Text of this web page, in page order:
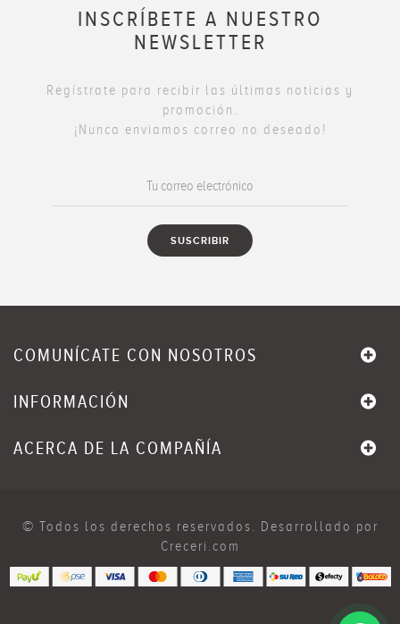
INSCRÍBETE A NUESTRO
NEWSLETTER
Regístrate para recibir las últimas noticias y
promoción.
¡Nunca enviamos correo no deseado!
COMUNÍCATE CON NOSOTROS
INFORMACIÓN
ACERCA DE LA COMPAÑÍA
© Todos los derechos reservados. Desarrollado por
Creceri.com